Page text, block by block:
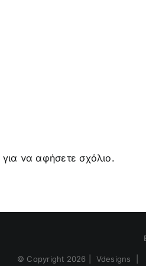
για να αφήσετε σχόλιο.
© Copyright 2026 | Vdesigns |